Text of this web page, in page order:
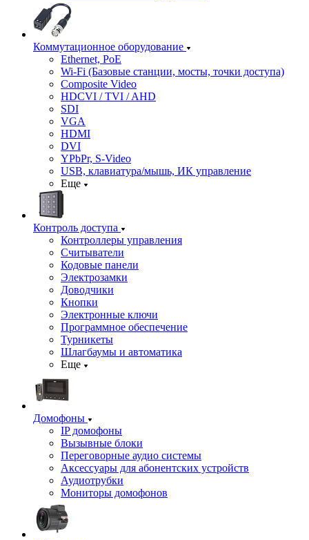
Коммутационное оборудование
Ethernet, PoE
Wi-Fi (Базовые станции, мосты, точки доступа)
Composite Video
HDCVI / TVI / AHD
SDI
VGA
HDMI
DVI
YPbPr, S-Video
USB, клавиатура/мышь, ИК управление
Еще
Контроль доступа
Контроллеры управления
Считыватели
Кодовые панели
Электрозамки
Доводчики
Кнопки
Электронные ключи
Программное обеспечение
Турникеты
Шлагбаумы и автоматика
Еще
Домофоны
IP домофоны
Вызывные блоки
Переговорные аудио системы
Аксессуары для абонентских устройств
Аудиотрубки
Мониторы домофонов